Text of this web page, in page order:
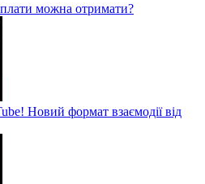
можна отримати?
Новий формат взаємодії від